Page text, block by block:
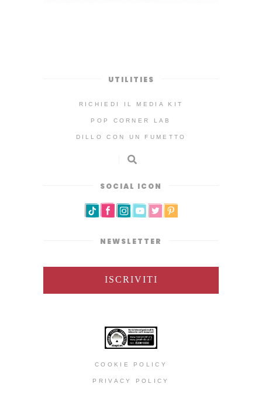
UTILITIES
RICHIEDI IL MEDIA KIT
POP CORNER LAB
DILLO CON UN FUMETTO
SOCIAL ICON
NEWSLETTER
ISCRIVITI
COOKIE POLICY
PRIVACY POLICY